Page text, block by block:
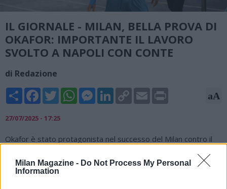
Milan Magazine - Do Not Process My Personal
Information
IL GIORNALE - MILAN, BELLA PROVA DI
OKAFOR: IMPORTANTE IL LAVORO
SVOLTO A NAPOLI CON CONTE
di Redazione
Share FacebookTwitterWhatsAppMessengerLinkedInCopy
Link
Email aA
27/07/2025 - 17:25
Okafor è stato protagonista nel successo del Milan contro il
Ecco cosa si legge su Il Giornale: "A proposito della panchina:
la prova di Okafor è un altro indizio che racconta il valore dei